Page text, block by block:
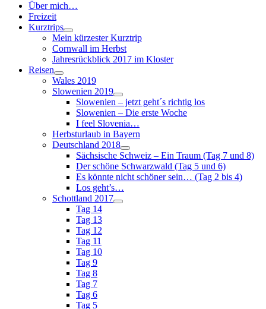
Über mich…
Freizeit
Kurztrips
Mein kürzester Kurztrip
Cornwall im Herbst
Jahresrückblick 2017 im Kloster
Reisen
Wales 2019
Slowenien 2019
Slowenien – jetzt geht´s richtig los
Slowenien – Die erste Woche
I feel Slovenia…
Herbsturlaub in Bayern
Deutschland 2018
Sächsische Schweiz – Ein Traum (Tag 7 und 8)
Der schöne Schwarzwald (Tag 5 und 6)
Es könnte nicht schöner sein… (Tag 2 bis 4)
Los geht’s…
Schottland 2017
Tag 14
Tag 13
Tag 12
Tag 11
Tag 10
Tag 9
Tag 8
Tag 7
Tag 6
Tag 5